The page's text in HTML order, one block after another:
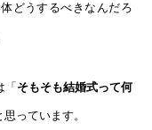
どうするべきなんだろ
そもそも結婚式って何
っています。